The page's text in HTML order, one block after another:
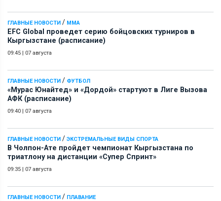
ГЛАВНЫЕ НОВОСТИ / ММА
EFC Global проведет серию бойцовских турниров в
Кыргызстане (расписание)
09:45 | 07 августа
ГЛАВНЫЕ НОВОСТИ / ФУТБОЛ
«Мурас Юнайтед» и «Дордой» стартуют в Лиге Вызова
АФК (расписание)
09:40 | 07 августа
ГЛАВНЫЕ НОВОСТИ / ЭКСТРЕМАЛЬНЫЕ ВИДЫ СПОРТА
В Чолпон-Ате пройдет чемпионат Кыргызстана по
триатлону на дистанции «Супер Спринт»
09:35 | 07 августа
ГЛАВНЫЕ НОВОСТИ / ПЛАВАНИЕ